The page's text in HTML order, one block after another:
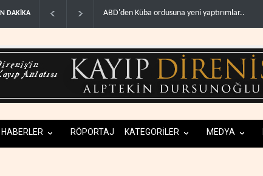
DAKİKA
ordusuna yeni yaptırımlar.. Fars ajansı: İran ve Umman Hürmüz Boğazı
HABERLER RÖPORTAJ KATEGORİLER MEDYA